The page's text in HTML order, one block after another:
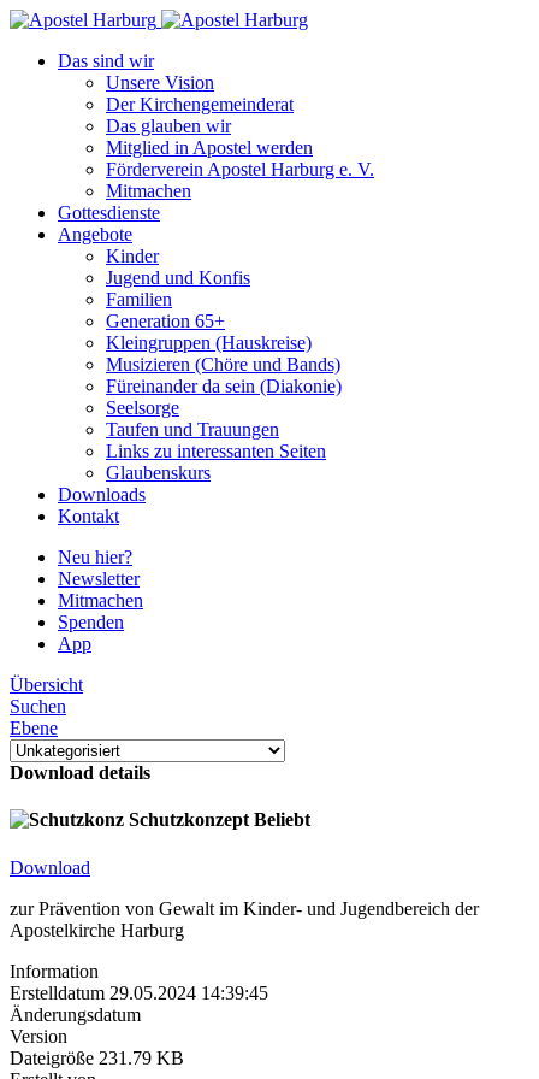
Das sind wir
Unsere Vision
Der Kirchengemeinderat
Das glauben wir
Mitglied in Apostel werden
Förderverein Apostel Harburg e. V.
Mitmachen
Gottesdienste
Angebote
Kinder
Jugend und Konfis
Familien
Generation 65+
Kleingruppen (Hauskreise)
Musizieren (Chöre und Bands)
Füreinander da sein (Diakonie)
Seelsorge
Taufen und Trauungen
Links zu interessanten Seiten
Glaubenskurs
Downloads
Kontakt
Neu hier?
Newsletter
Mitmachen
Spenden
App
Übersicht
Suchen
Ebene
Download details
Schutzkonzept Beliebt
Download
zur Prävention von Gewalt im Kinder- und Jugendbereich der
Apostelkirche Harburg
Information
Erstelldatum 29.05.2024 14:39:45
Änderungsdatum
Version
Dateigröße 231.79 KB